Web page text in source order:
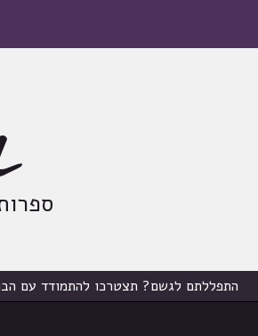
התפללתם לגשם? תצטרכו להתמודד עם